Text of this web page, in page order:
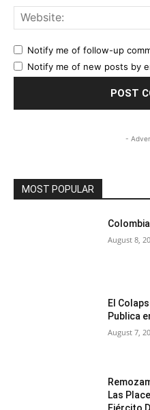
Notify me of follow-up
Notify me of new posts by
-
MOST POPULAR
August 8,
El
Publica
August 7,
Las